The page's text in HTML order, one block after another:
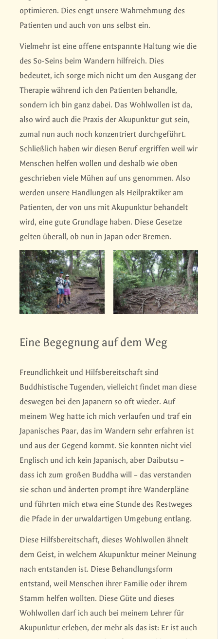
optimieren. Dies engt unsere Wahrnehmung des
Patienten und auch von uns selbst ein.
Vielmehr ist eine offene entspannte Haltung wie die
des So-Seins beim Wandern hilfreich. Dies
bedeutet, ich sorge mich nicht um den Ausgang der
Therapie während ich den Patienten behandle,
sondern ich bin ganz dabei. Das Wohlwollen ist da,
also wird auch die Praxis der Akupunktur gut sein,
zumal nun auch noch konzentriert durchgeführt.
Schließlich haben wir diesen Beruf ergriffen weil wir
Menschen helfen wollen und deshalb wie oben
geschrieben viele Mühen auf uns genommen. Also
werden unsere Handlungen als Heilpraktiker am
Patienten, der von uns mit Akupunktur behandelt
wird, eine gute Grundlage haben. Diese Gesetze
gelten überall, ob nun in Japan oder Bremen.
Eine Begegnung auf dem Weg
Freundlichkeit und Hilfsbereitschaft sind
Buddhistische Tugenden, vielleicht findet man diese
deswegen bei den Japanern so oft wieder. Auf
meinem Weg hatte ich mich verlaufen und traf ein
Japanisches Paar, das im Wandern sehr erfahren ist
und aus der Gegend kommt. Sie konnten nicht viel
Englisch und ich kein Japanisch, aber Daibutsu –
dass ich zum großen Buddha will – das verstanden
sie schon und änderten prompt ihre Wanderpläne
und führten mich etwa eine Stunde des Restweges
die Pfade in der urwaldartigen Umgebung entlang.
Diese Hilfsbereitschaft, dieses Wohlwollen ähnelt
dem Geist, in welchem Akupunktur meiner Meinung
nach entstanden ist. Diese Behandlungsform
entstand, weil Menschen ihrer Familie oder ihrem
Stamm helfen wollten. Diese Güte und dieses
Wohlwollen darf ich auch bei meinem Lehrer für
Akupunktur erleben, der mehr als das ist: Er ist auch